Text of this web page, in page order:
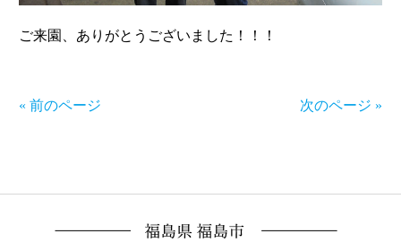
ご来園、ありがとうございました！！！
« 前のページ 次のページ »